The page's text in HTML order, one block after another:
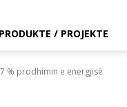
PRODUKTE / PROJEKTE
% prodhimin e energjisë